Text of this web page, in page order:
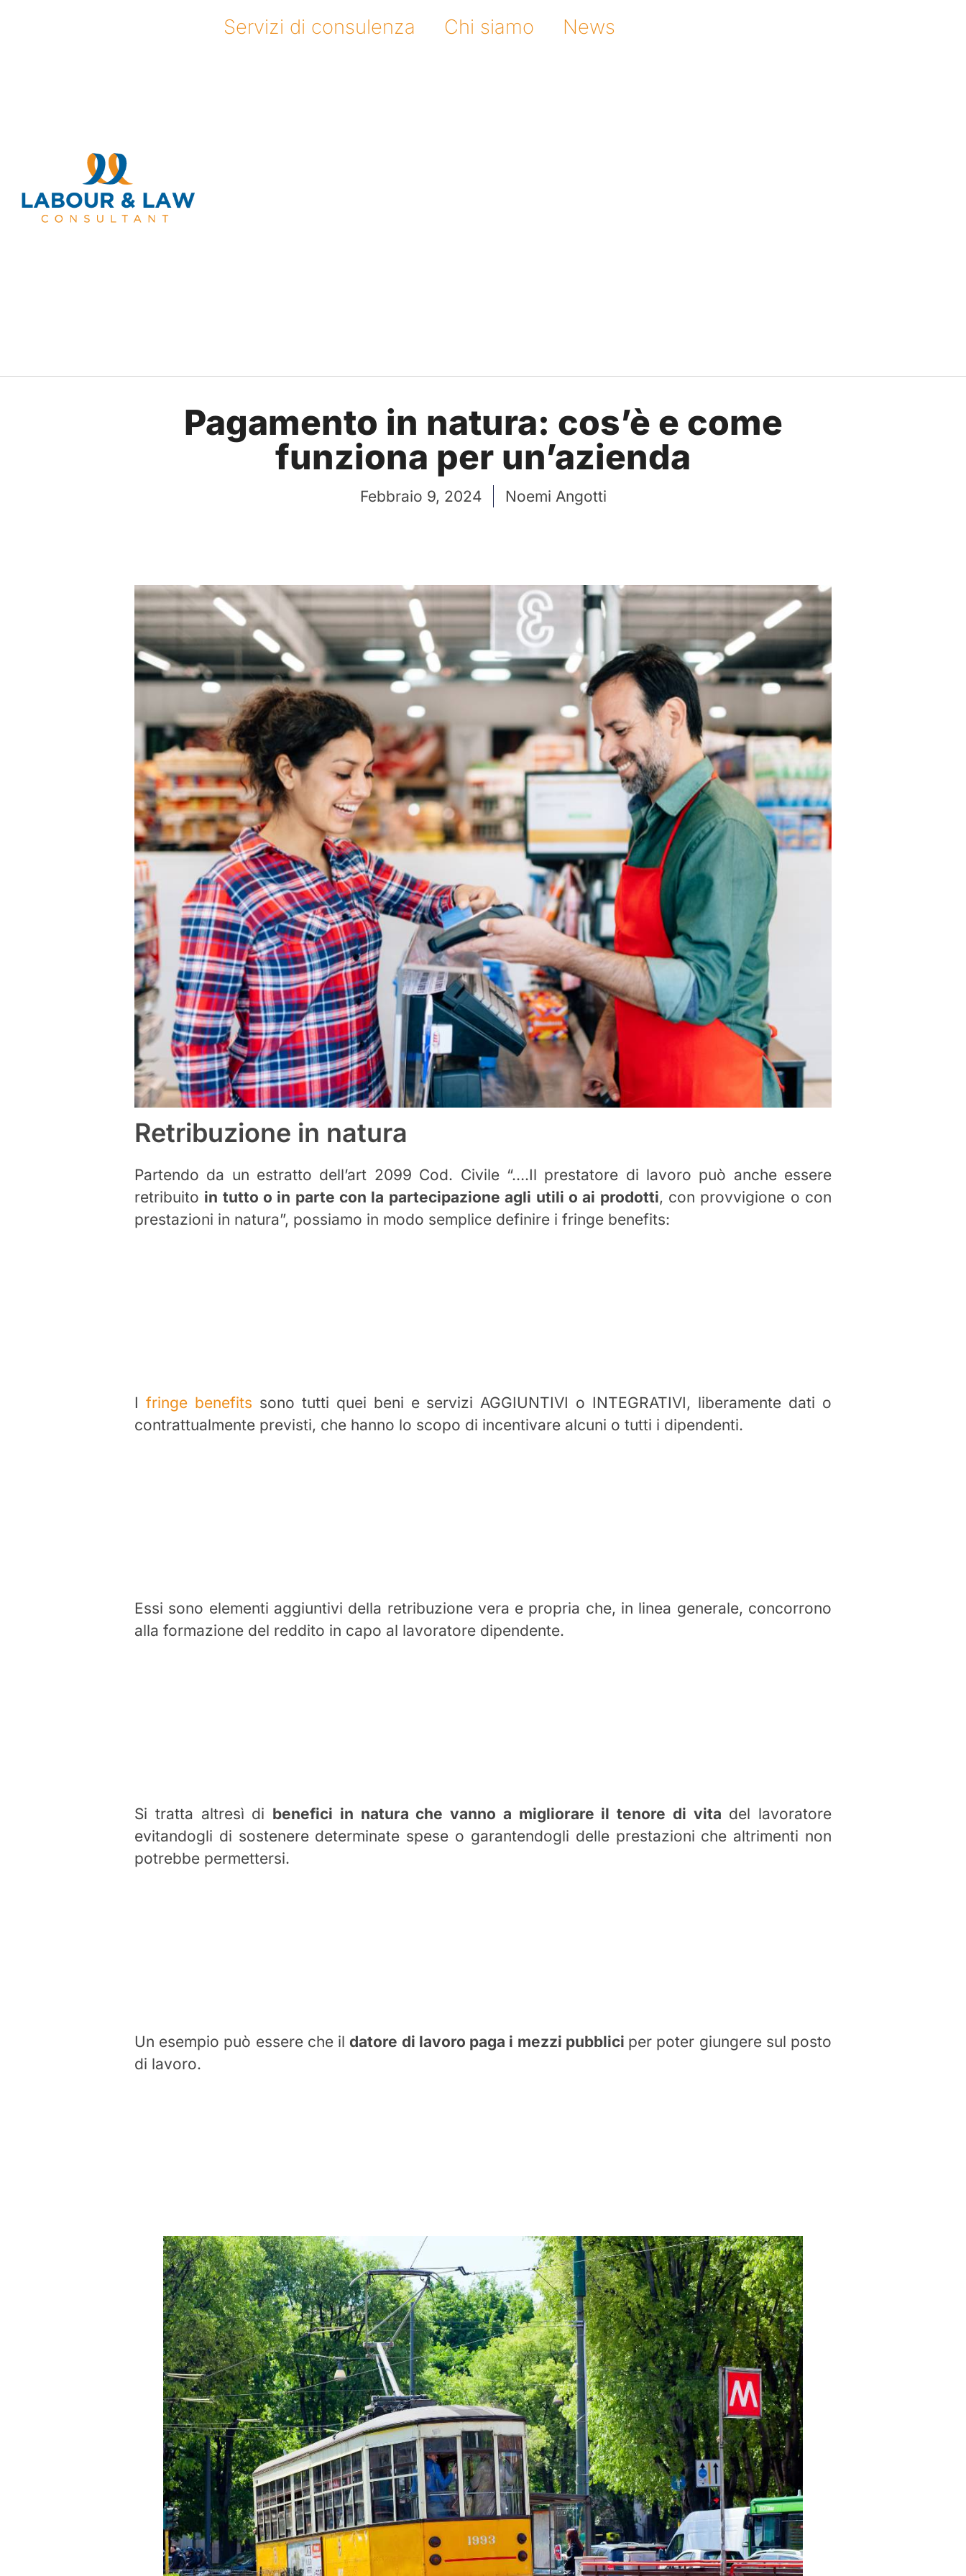
Servizi di consulenza Chi siamo News
Pagamento in natura: cos’è e come
funziona per un’azienda
Febbraio 9, 2024 Noemi Angotti
Retribuzione in natura
Partendo da un estratto dell’art 2099 Cod. Civile “….Il prestatore di lavoro può anche essere
retribuito in tutto o in parte con la partecipazione agli utili o ai prodotti, con provvigione o con
prestazioni in natura”, possiamo in modo semplice definire i fringe benefits:
I fringe benefits sono tutti quei beni e servizi AGGIUNTIVI o INTEGRATIVI, liberamente dati o
contrattualmente previsti, che hanno lo scopo di incentivare alcuni o tutti i dipendenti.
Essi sono elementi aggiuntivi della retribuzione vera e propria che, in linea generale, concorrono
alla formazione del reddito in capo al lavoratore dipendente.
Si tratta altresì di benefici in natura che vanno a migliorare il tenore di vita del lavoratore
evitandogli di sostenere determinate spese o garantendogli delle prestazioni che altrimenti non
potrebbe permettersi.
Un esempio può essere che ildatore di lavoro paga i mezzi pubblici per poter giungere sul posto
di lavoro.